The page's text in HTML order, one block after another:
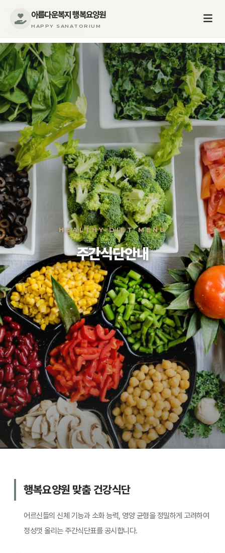
콘텐츠로 건너뛰기
아름다운복지 행복요양원
아름다운복지 행복요양원
HAPPY SANATORIUM
행복요양원
인사말 오시는 길
이용안내
입소안내 일일프로그램 장기요양보험
주간식단안내
요양원갤러리
프로그램활동 시설둘러보기 의료관리
입소&후원문의
커뮤니티
공지사항 자료실 자원봉사신청
HEALTHY DIET MENU
주간식단안내
행복요양원 맞춤 건강식단
어르신들의 신체 기능과 소화 능력, 영양 균형을 정밀하게 고려하여
정성껏 올리는 주간식단표를 공시합니다.